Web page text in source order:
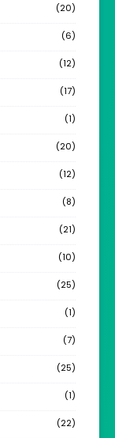
(20)
(6)
(12)
(17)
(1)
(20)
(12)
(8)
(21)
(10)
(25)
(1)
(7)
(25)
(1)
(22)